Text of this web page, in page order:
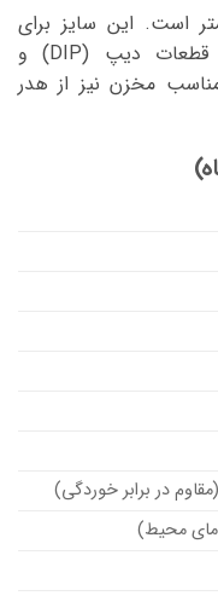
وان حدود ۳۸ میلی‌متر است. این سایز برای
غوطه‌ور کردن سر سیم‌ها، پایه‌های قطعات دیپ (DIP) و
مخزن نیز از هدر
در برابر خوردگی)